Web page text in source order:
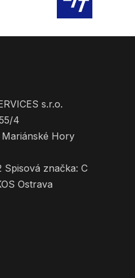
s.r.o.
4
Hory
Spisová značka: C
Ostrava